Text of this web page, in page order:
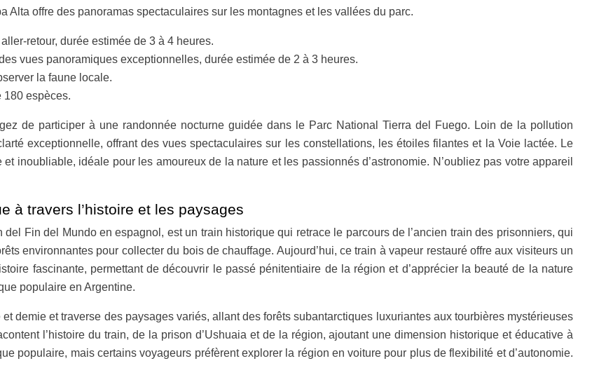
offre des panoramas spectaculaires sur les montagnes et les vallées du parc.
retour, durée estimée de 3 à 4 heures.
vues panoramiques exceptionnelles, durée estimée de 2 à 3 heures.
la faune locale.
180 espèces.
de participer à une randonnée nocturne guidée dans le Parc National Tierra del Fuego. Loin de la pollution
exceptionnelle, offrant des vues spectaculaires sur les constellations, les étoiles filantes et la Voie lactée. Le
inoubliable, idéale pour les amoureux de la nature et les passionnés d’astronomie. N’oubliez pas votre appareil
à travers l’histoire et les paysages
Fin del Mundo en espagnol, est un train historique qui retrace le parcours de l’ancien train des prisonniers, qui
environnantes pour collecter du bois de chauffage. Aujourd’hui, ce train à vapeur restauré offre aux visiteurs un
fascinante, permettant de découvrir le passé pénitentiaire de la région et d’apprécier la beauté de la nature
populaire en Argentine.
demie et traverse des paysages variés, allant des forêts subantarctiques luxuriantes aux tourbières mystérieuses
l’histoire du train, de la prison d’Ushuaia et de la région, ajoutant une dimension historique et éducative à
populaire, mais certains voyageurs préfèrent explorer la région en voiture pour plus de flexibilité et d’autonomie.